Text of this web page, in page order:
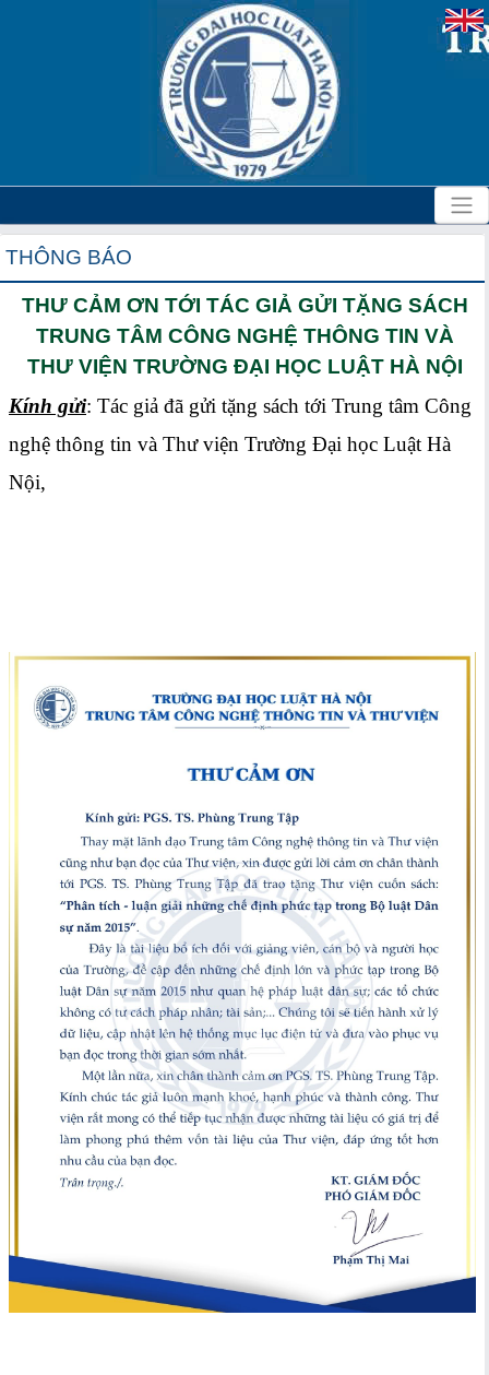
THÔNG BÁO
THƯ CẢM ƠN TỚI TÁC GIẢ GỬI TẶNG SÁCH
TRUNG TÂM CÔNG NGHỆ THÔNG TIN VÀ
THƯ VIỆN TRƯỜNG ĐẠI HỌC LUẬT HÀ NỘI
Kính gửi: Tác giả đã gửi tặng sách tới Trung tâm Công
nghệ thông tin và Thư viện Trường Đại học Luật Hà
Nội,